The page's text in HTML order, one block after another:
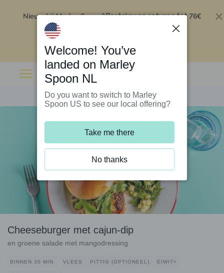
Nieuw bij Marley Spoon?Bestel nu en ontvang tot 76€
Cheeseburger met cajun-dip
en groene salade met mangodressing
BINNEN 30 MIN. VLEES PITTIG (OPTIONEEL) EIWIT+
Welcome! You’ve
landed on Marley
Spoon NL
Do you want to switch to Marley
Spoon US to see our local offering?
Take me there
No thanks